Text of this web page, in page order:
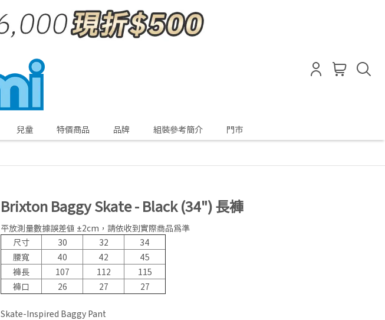
兒童 特價商品 品牌 組裝參考簡介 門市
Brixton Baggy Skate - Black (34") 長褲
平放測量數據誤差值 ±2cm，請依收到實際商品為準
尺寸
30 32
34
腰寬
40 42
45
褲長
107 112
115
褲口
26 27 27
Skate-Inspired Baggy Pant